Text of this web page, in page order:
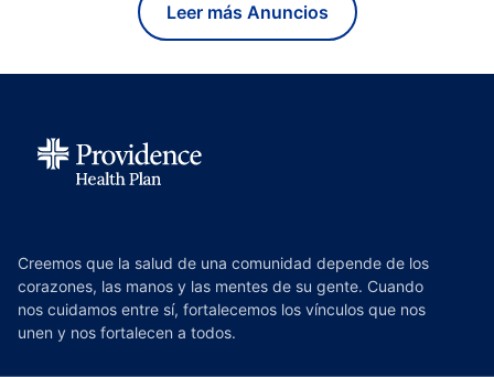
Leer más Anuncios
Creemos que la salud de una comunidad depende de los
corazones, las manos y las mentes de su gente. Cuando
nos cuidamos entre sí, fortalecemos los vínculos que nos
unen y nos fortalecen a todos.